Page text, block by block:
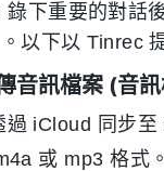
下重要的對話
以下以 Tinrec
音訊檔案 (音
iCloud 同步
或 mp3 格式。